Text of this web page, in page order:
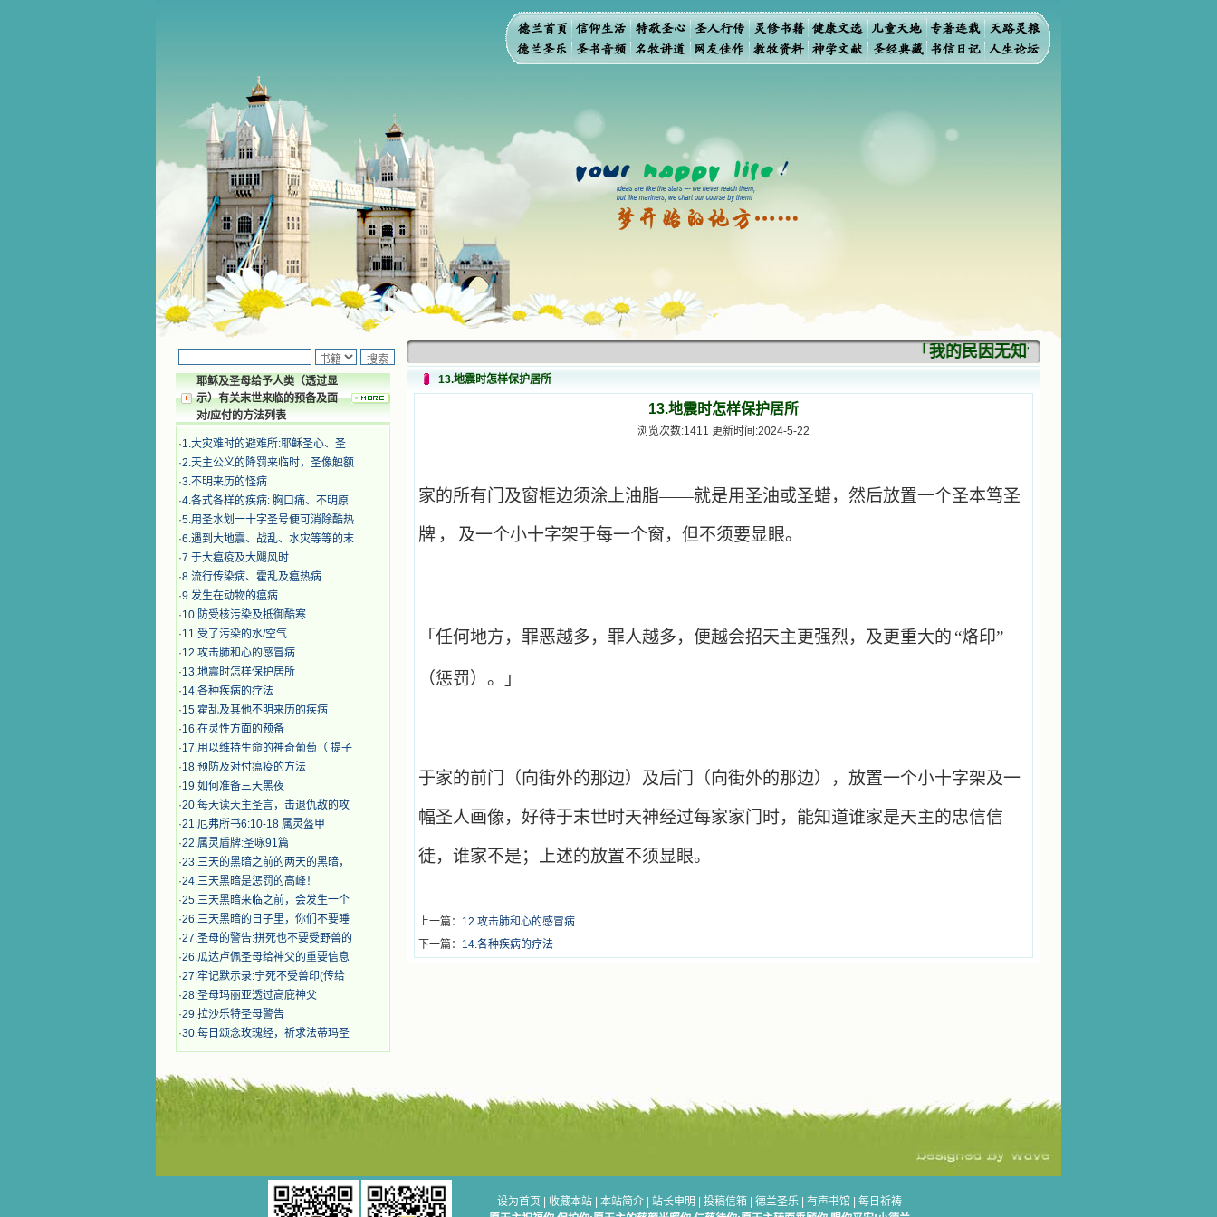
耶稣及圣母给予人类（透过显
示）有关末世来临的预备及面
对/应付的方法列表
·1.大灾难时的避难所:耶稣圣心、圣
·2.天主公义的降罚来临时，圣像触额
·3.不明来历的怪病
·4.各式各样的疾病: 胸口痛、不明原
·5.用圣水划一十字圣号便可消除酷热
·6.遇到大地震、战乱、水灾等等的末
·7.于大瘟疫及大飓风时
·8.流行传染病、霍乱及瘟热病
·9.发生在动物的瘟病
·10.防受核污染及抵御酷寒
·11.受了污染的水/空气
·12.攻击肺和心的感冒病
·13.地震时怎样保护居所
·14.各种疾病的疗法
·15.霍乱及其他不明来历的疾病
·16.在灵性方面的预备
·17.用以维持生命的神奇葡萄（ 提子
·18.预防及对付瘟疫的方法
·19.如何准备三天黑夜
·20.每天读天主圣言，击退仇敌的攻
·21.厄弗所书6:10-18 属灵盔甲
·22.属灵盾牌:圣咏91篇
·23.三天的黑暗之前的两天的黑暗，
·24.三天黑暗是惩罚的高峰！
·25.三天黑暗来临之前，会发生一个
·26.三天黑暗的日子里，你们不要睡
·27.圣母的警告:拼死也不要受野兽的
·26.瓜达卢佩圣母给神父的重要信息
·27:牢记默示录:宁死不受兽印(传给
·28:​圣母玛丽亚透过高庇神父
·29.拉沙乐特圣母警告
·30.每日颂念玫瑰经，祈求法蒂玛圣
「我的民因无知识而灭亡。你弃掉知识，
13.地震时怎样保护居所
13.地震时怎样保护居所
浏览次数:1411 更新时间:2024-5-22
家的所有门及窗框边须涂上油脂——就是用圣油或圣蜡，然后放置一个圣本笃圣
牌 ， 及一个小十字架于每一个窗，但不须要显眼。
「任何地方，罪恶越多，罪人越多，便越会招天主更强烈，及更重大的 “烙印”
（惩罚）。」
于家的前门（向街外的那边）及后门（向街外的那边），放置一个小十字架及一
幅圣人画像，好待于末世时天神经过每家家门时，能知道谁家是天主的忠信信
徒，谁家不是；上述的放置不须显眼。
上一篇： 12.攻击肺和心的感冒病
下一篇： 14.各种疾病的疗法
设为首页 收藏本站 本站简介 站长申明 投稿信箱 德兰圣乐 有声书馆
每日祈祷